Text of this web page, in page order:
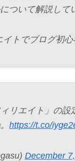
ついて解説し
トでブログ初
リエイト」の設
https://t.co/
December